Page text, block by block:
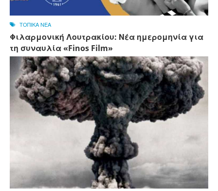
ΤΟΠΙΚΑ ΝΕΑ
Φιλαρμονική Λουτρακίου: Νέα ημερομηνία για
τη συναυλία «Finos Film»